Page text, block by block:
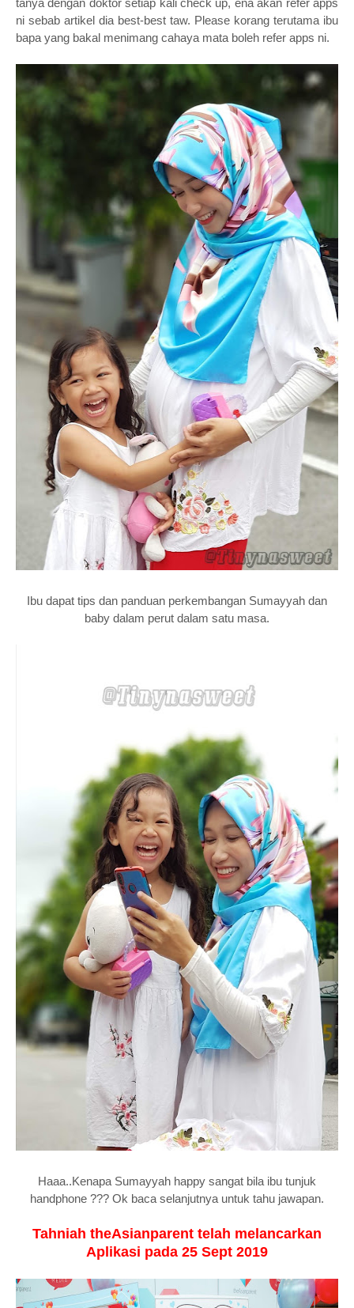
tanya dengan doktor setiap kali check up, ena akan refer apps
ni sebab artikel dia best-best taw. Please korang terutama ibu
bapa yang bakal menimang cahaya mata boleh refer apps ni.
Ibu dapat tips dan panduan perkembangan Sumayyah dan
baby dalam perut dalam satu masa.
Haaa..Kenapa Sumayyah happy sangat bila ibu tunjuk
handphone ??? Ok baca selanjutnya untuk tahu jawapan.
Tahniah theAsianparent telah melancarkan
Aplikasi pada 25 Sept 2019